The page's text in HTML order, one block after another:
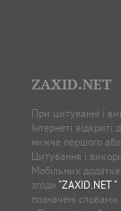
ZAXID.NET
При цитуванні і
Інтернеті
нижче першого
Цитування і
Мобільних
згоди "ZAXID.NET ".
позначені